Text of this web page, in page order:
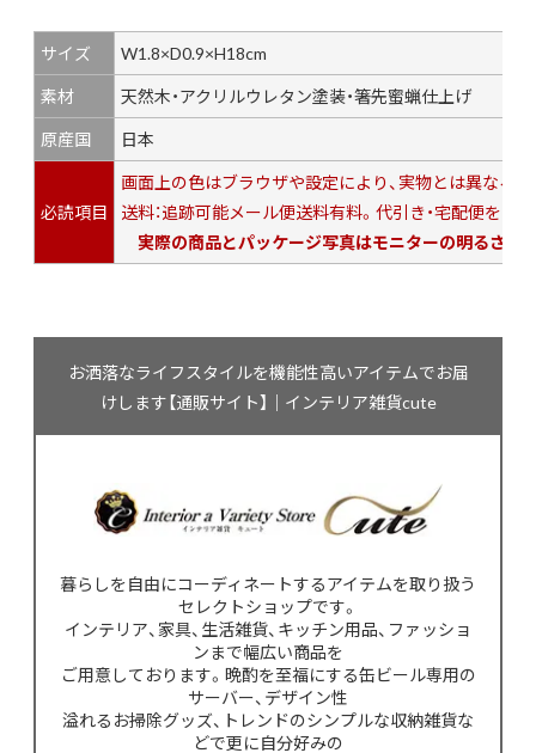
サイズ
W1.8×D0.9×H18cm
素材
天然木・アクリルウレタン塗装・箸先蜜蝋仕上げ
原産国
日本
必読項目
画面上の色はブラウザや設定により、実物とは異なる
送料：追跡可能メール便送料有料。代引き・宅配便をご
実際の商品とパッケージ写真はモニターの明るさに
お洒落なライフスタイルを機能性高いアイテムでお届
けします【通販サイト】｜インテリア雑貨cute
暮らしを自由にコーディネートするアイテムを取り扱う
セレクトショップです。
インテリア、家具、生活雑貨、キッチン用品、ファッショ
ンまで幅広い商品を
ご用意しております。晩酌を至福にする缶ビール専用の
サーバー、デザイン性
溢れるお掃除グッズ、トレンドのシンプルな収納雑貨な
どで更に自分好みの